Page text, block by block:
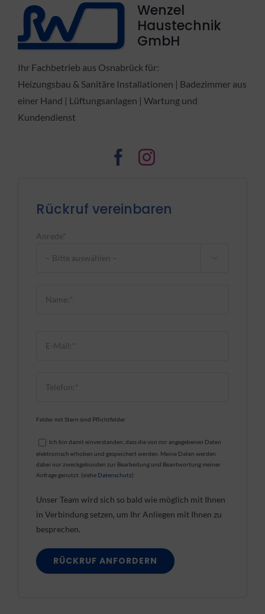
Wenzel
Haustechnik
GmbH
Ihr Fachbetrieb aus Osnabrück für:
Heizungsbau & Sanitäre Installationen | Badezimmer aus
einer Hand | Lüftungsanlagen | Wartung und
Kundendienst
Rückruf vereinbaren
Anrede*
Felder mit Stern sind Pflichtfelder
Ich bin damit einverstanden, dass die von mir angegebenen Daten
elektronisch erhoben und gespeichert werden. Meine Daten werden
dabei nur zweckgebunden zur Bearbeitung und Beantwortung meiner
Anfrage genutzt. (siehe Datenschutz)
Unser Team wird sich so bald wie möglich mit Ihnen
in Verbindung setzen, um Ihr Anliegen mit Ihnen zu
besprechen.